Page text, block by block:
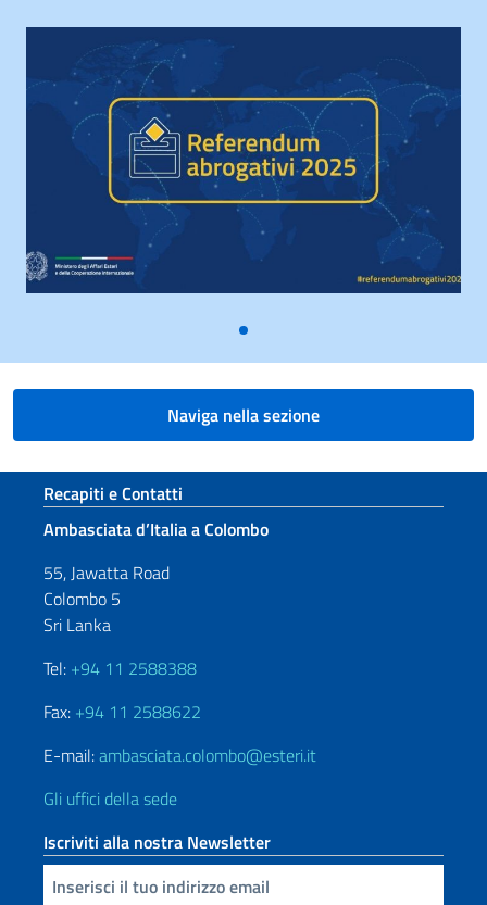
Naviga nella sezione
Sezione footer
Recapiti e Contatti
Ambasciata d’Italia a Colombo
55, Jawatta Road
Colombo 5
Sri Lanka
Tel: +94 11 2588388
Fax: +94 11 2588622
E-mail:ambasciata.colombo@esteri.it
Gli uffici della sede
Iscriviti alla nostra Newsletter
Inserisci la tua email